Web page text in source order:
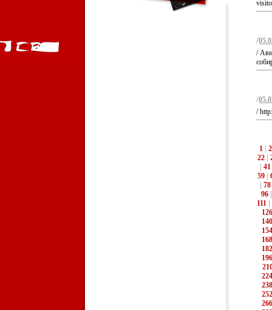
/
/
/
/
1
2
22|
41
59|
78
96
111|
126
140
154
168
182
196
224
238
252
266